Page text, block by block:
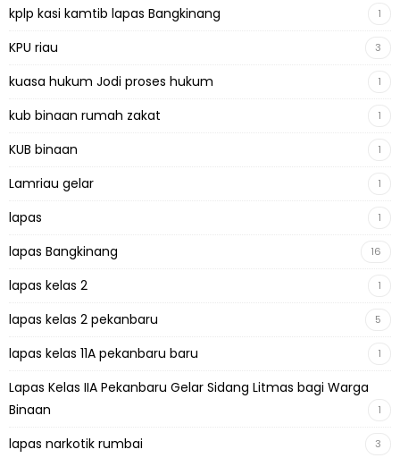
kplp kasi kamtib lapas Bangkinang 1
KPU riau 3
kuasa hukum Jodi proses hukum 1
kub binaan rumah zakat 1
KUB binaan 1
Lamriau gelar 1
lapas 1
lapas Bangkinang 16
lapas kelas 2 1
lapas kelas 2 pekanbaru 5
lapas kelas 11A pekanbaru baru 1
Lapas Kelas IIA Pekanbaru Gelar Sidang Litmas bagi Warga
Binaan
1
lapas narkotik rumbai 3